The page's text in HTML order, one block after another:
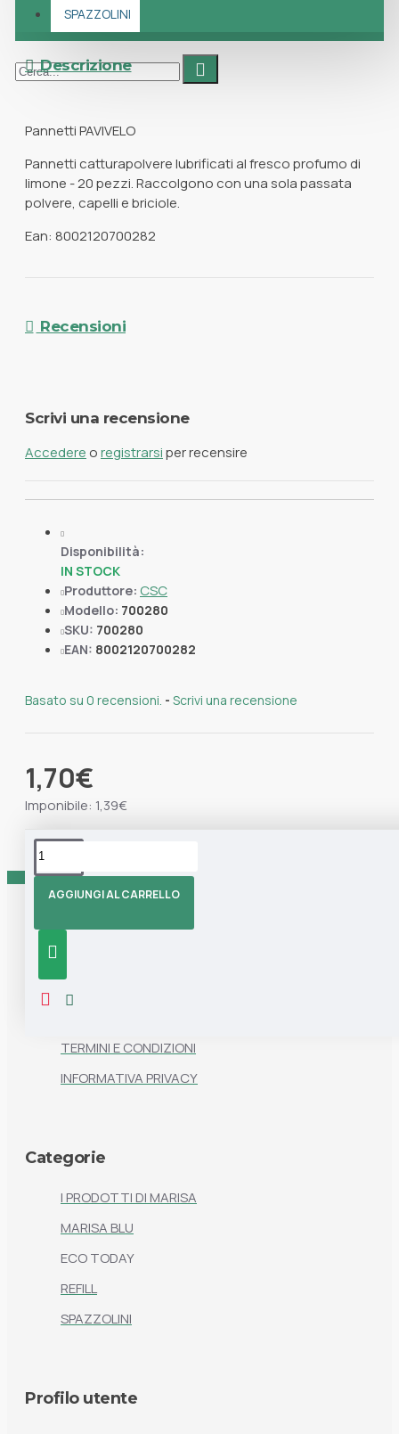
SPAZZOLINI
Descrizione
Pannetti PAVIVELO
Pannetti catturapolvere lubrificati al fresco profumo di
limone - 20 pezzi. Raccolgono con una sola passata
polvere, capelli e briciole.
Ean: 8002120700282
Recensioni
Scrivi una recensione
Accedere oregistrarsiper recensire
Disponibilità:
IN STOCK
Produttore: CSC
Modello: 700280
SKU: 700280
EAN: 8002120700282
Basato su 0 recensioni. - Scrivi una recensione
1,70€
Imponibile: 1,39€
AGGIUNGI AL CARRELLO
Tag: Marisa
Informazioni
TERMINI E CONDIZIONI
INFORMATIVA PRIVACY
Categorie
I PRODOTTI DI MARISA
MARISA BLU
ECO TODAY
REFILL
SPAZZOLINI
Profilo utente